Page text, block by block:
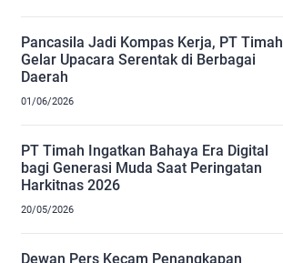
Pancasila Jadi Kompas Kerja, PT Timah
Gelar Upacara Serentak di Berbagai
Daerah
01/06/2026
PT Timah Ingatkan Bahaya Era Digital
bagi Generasi Muda Saat Peringatan
Harkitnas 2026
20/05/2026
Dewan Pers Kecam Penangkapan